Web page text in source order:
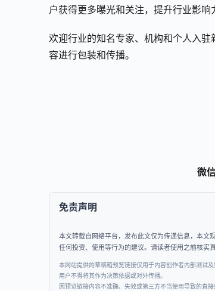
户获得更多曝光和关注，提升行业影响
欢迎行业的知名专家、机构和个人入
容进行包装和传播。
微
免责声明
本文转载自网络平台，发布此文仅为传递信息，本文
任何投资、使用等行为的建议。请读者使用之前核实
本网站提供的草稿箱预览链接仅用于内容创作者内部测试
用户不得将其作为决策依据或对外传播。
因预览链接内容不准确、失效或第三方不当使用导致的直